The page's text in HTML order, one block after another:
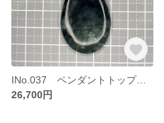
INo.037 ペンダントトップ オーバル 糸魚川姫川ヒスイ フォレストグリーン
26,700円